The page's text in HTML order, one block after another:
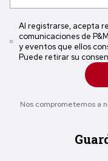
Al registrarse, acepta
comunicaciones de
y eventos que ellos
Puede retirar su
Nos comprometemos a